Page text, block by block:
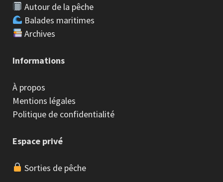
Autour de la pêche
Balades maritimes
Archives
Informations
À propos
Mentions légales
Politique de confidentialité
Espace privé
Sorties de pêche